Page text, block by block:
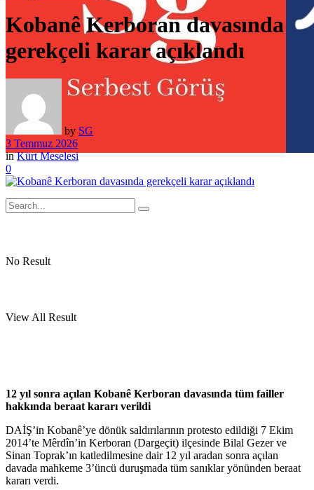
No Result
View All Result
Kobanê Kerboran davasında
gerekçeli karar açıklandı
by SG
3 Temmuz 2026
in Kürt Meselesi
0
12 yıl sonra açılan Kobanê Kerboran davasında tüm failler
hakkında beraat kararı verildi
DAİŞ’in Kobanê’ye dönük saldırılarının protesto edildiği 7 Ekim
2014’te Mêrdîn’in Kerboran (Dargeçit) ilçesinde Bilal Gezer ve
Sinan Toprak’ın katledilmesine dair 12 yıl aradan sonra açılan
davada mahkeme 3’üncü duruşmada tüm sanıklar yönünden beraat
kararı verdi.